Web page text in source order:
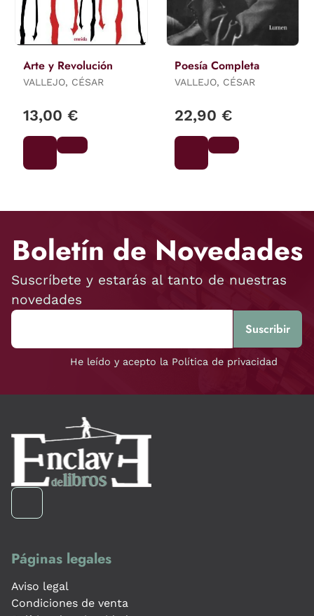
Arte y Revolución
VALLEJO, CÉSAR
13,00 €
Poesía Completa
VALLEJO, CÉSAR
22,90 €
Boletín de Novedades
Suscríbete y estarás al tanto de nuestras
novedades
He leído y acepto la Política de privacidad
Páginas legales
Aviso legal
Condiciones de venta